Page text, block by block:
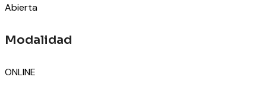
Abierta
Modalidad
ONLINE